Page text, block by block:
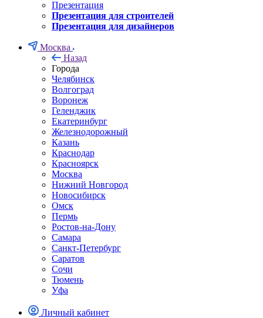
Презентация
Презентация для строителей
Презентация для дизайнеров
Москва
Назад
Города
Челябинск
Волгоград
Воронеж
Геленджик
Екатеринбург
Железнодорожный
Казань
Краснодар
Красноярск
Москва
Нижний Новгород
Новосибирск
Омск
Пермь
Ростов-на-Дону
Самара
Санкт-Петербург
Саратов
Сочи
Тюмень
Уфа
Личный кабинет